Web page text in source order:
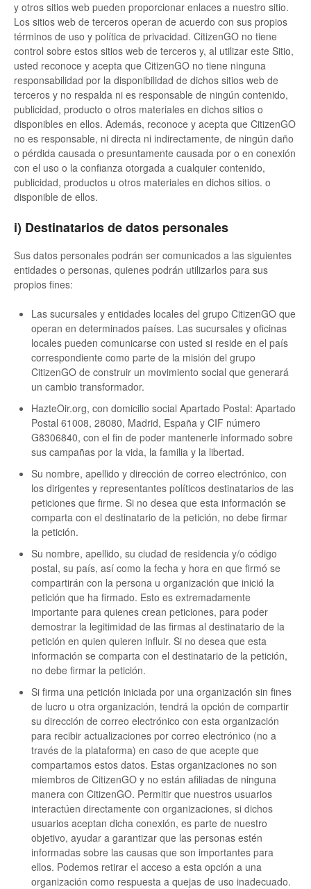
y otros sitios web pueden proporcionar enlaces a nuestro sitio.
Los sitios web de terceros operan de acuerdo con sus propios
términos de uso y política de privacidad. CitizenGO no tiene
control sobre estos sitios web de terceros y, al utilizar este Sitio,
usted reconoce y acepta que CitizenGO no tiene ninguna
responsabilidad por la disponibilidad de dichos sitios web de
terceros y no respalda ni es responsable de ningún contenido,
publicidad, producto o otros materiales en dichos sitios o
disponibles en ellos. Además, reconoce y acepta que CitizenGO
no es responsable, ni directa ni indirectamente, de ningún daño
o pérdida causada o presuntamente causada por o en conexión
con el uso o la confianza otorgada a cualquier contenido,
publicidad, productos u otros materiales en dichos sitios. o
disponible de ellos.
i) Destinatarios de datos personales
Sus datos personales podrán ser comunicados a las siguientes
entidades o personas, quienes podrán utilizarlos para sus
propios fines:
Las sucursales y entidades locales del grupo CitizenGO que
operan en determinados países. Las sucursales y oficinas
locales pueden comunicarse con usted si reside en el país
correspondiente como parte de la misión del grupo
CitizenGO de construir un movimiento social que generará
un cambio transformador.
HazteOir.org, con domicilio social Apartado Postal: Apartado
Postal 61008, 28080, Madrid, España y CIF número
G8306840, con el fin de poder mantenerle informado sobre
sus campañas por la vida, la familia y la libertad.
Su nombre, apellido y dirección de correo electrónico, con
los dirigentes y representantes políticos destinatarios de las
peticiones que firme. Si no desea que esta información se
comparta con el destinatario de la petición, no debe firmar
la petición.
Su nombre, apellido, su ciudad de residencia y/o código
postal, su país, así como la fecha y hora en que firmó se
compartirán con la persona u organización que inició la
petición que ha firmado. Esto es extremadamente
importante para quienes crean peticiones, para poder
demostrar la legitimidad de las firmas al destinatario de la
petición en quien quieren influir. Si no desea que esta
información se comparta con el destinatario de la petición,
no debe firmar la petición.
Si firma una petición iniciada por una organización sin fines
de lucro u otra organización, tendrá la opción de compartir
su dirección de correo electrónico con esta organización
para recibir actualizaciones por correo electrónico (no a
través de la plataforma) en caso de que acepte que
compartamos estos datos. Estas organizaciones no son
miembros de CitizenGO y no están afiliadas de ninguna
manera con CitizenGO. Permitir que nuestros usuarios
interactúen directamente con organizaciones, si dichos
usuarios aceptan dicha conexión, es parte de nuestro
objetivo, ayudar a garantizar que las personas estén
informadas sobre las causas que son importantes para
ellos. Podemos retirar el acceso a esta opción a una
organización como respuesta a quejas de uso inadecuado.